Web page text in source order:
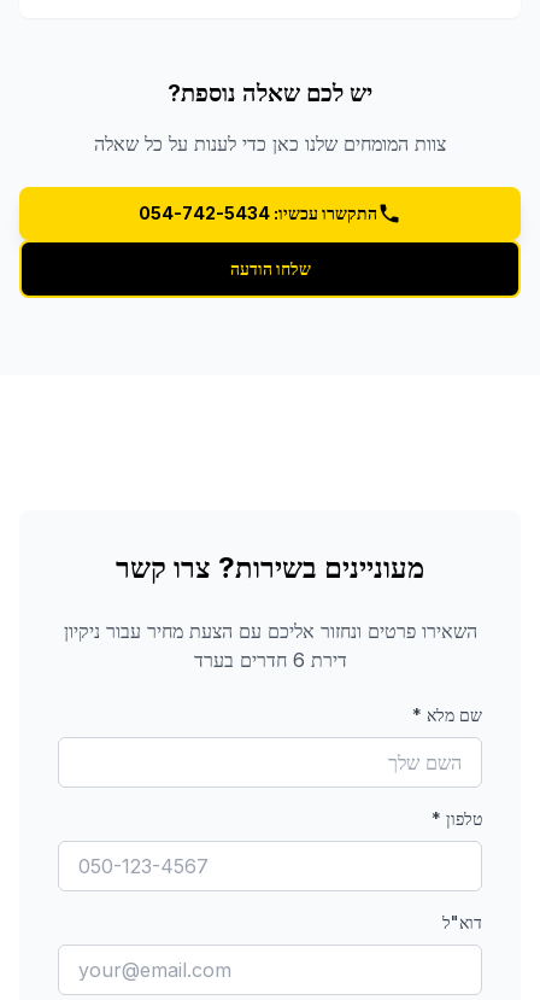
יש לכם שאלה נוספת?
צוות המומחים שלנו כאן כדי לענות על כל שאלה
התקשרו עכשיו: 054-742-5434
שלחו הודעה
מעוניינים בשירות? צרו קשר
השאירו פרטים ונחזור אליכם עם הצעת מחיר עבור ניקיון
דירת 6 חדרים
בערד
שם מלא *
טלפון *
דוא"ל